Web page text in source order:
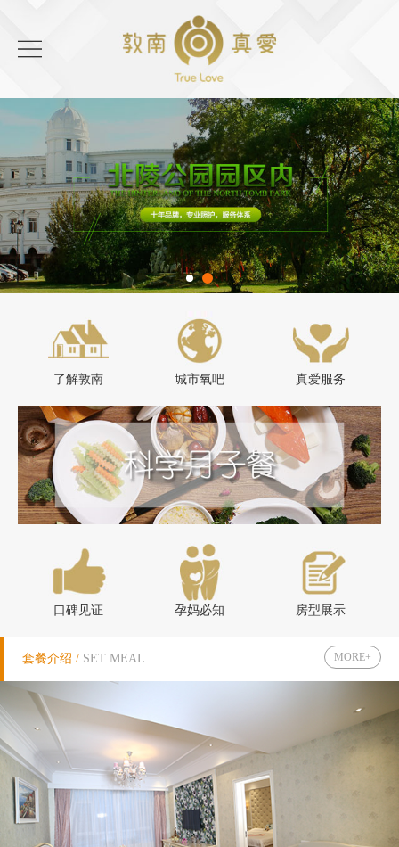
了解敦南 城市氧吧 真爱服务
口碑见证 孕妈必知 房型展示
套餐介绍 / SET MEAL MORE+